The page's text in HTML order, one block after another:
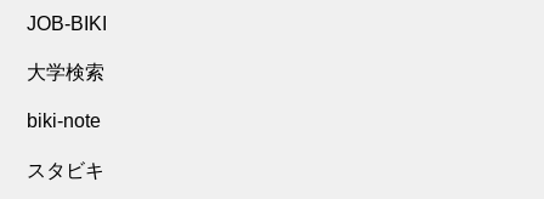
JOB-BIKI
大学検索
biki-note
スタビキ